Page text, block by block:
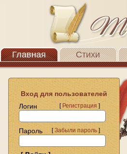
Главная Стихи
Вход для пользователей
Логин
[Регистрация]
Пароль [Забыли пароль]